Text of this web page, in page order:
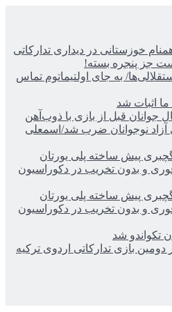
خوزستانی در دیداری تدارکاتی
جز پنجره بسته!
به جای اولتیماتوم تماس
اثبات شد
جوانان قبل از بازی با ذوب‌آهن
آزاد نوجوانان ضرب شد/اسمعلی
گچبری پیش ساخته پلی یورتان
و بدون تخریب در دکوراسیون
گچبری پیش ساخته پلی یورتان
و بدون تخریب در دکوراسیون
تکواندو شد
بازی تدارکاتی اردوی ترکیه